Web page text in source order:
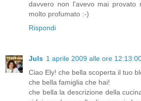
davvero non l'avevo mai provato
molto profumato :-)
Rispondi
Juls 1 aprile 2009 alle ore
Ciao Ely! che bella scoperta il tuo
che bella famiglia che hai!
che bella la descrizione della